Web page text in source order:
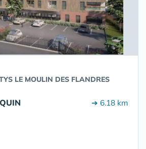
LE MOULIN DES FLANDRES
➔ 6.18 km